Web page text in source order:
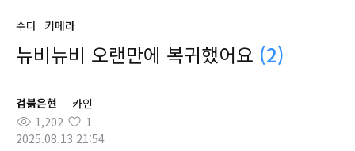
수다 키메라
뉴비뉴비 오랜만에 복귀했어요 (2)
검붉은현
카인
1,202
1
2025.08.13 21:54